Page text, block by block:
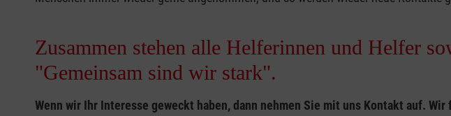
Zusammen stehen alle Helferinnen und Helfer
"Gemeinsam sind wir stark".
Wenn wir Ihr Interesse geweckt haben, dann nehmen Sie mit uns Kontakt auf. Wir